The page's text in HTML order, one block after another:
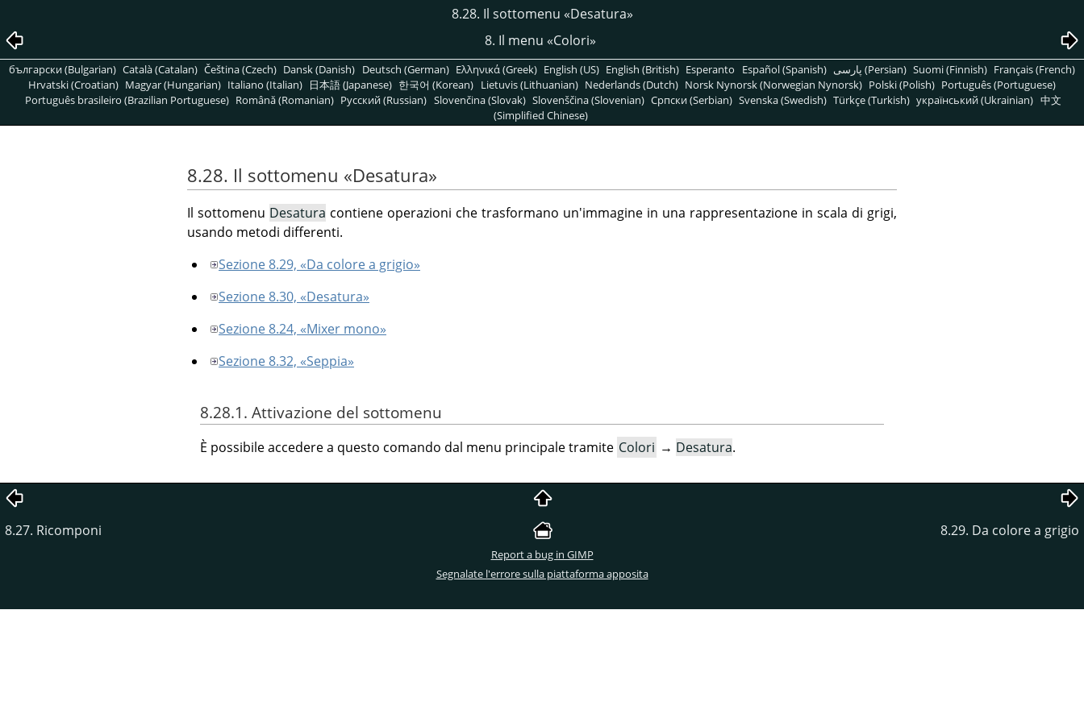
8.28. Il sottomenu «Desatura»
8. Il menu «Colori»
български (Bulgarian) Català (Catalan) Čeština (Czech) Dansk (Danish) Deutsch (German) Ελληνικά (Greek) English (US) English (British) Esperanto Español (Spanish) پارسی (Persian) Suomi (Finnish) Français (French)
Hrvatski (Croatian) Magyar (Hungarian) Italiano (Italian) 日本語 (Japanese) 한국어 (Korean) Lietuvis (Lithuanian) Nederlands (Dutch) Norsk Nynorsk (Norwegian Nynorsk) Polski (Polish) Português (Portuguese)
Português brasileiro (Brazilian Portuguese) Română (Romanian) Pусский (Russian) Slovenčina (Slovak) Slovenščina (Slovenian) Српски (Serbian) Svenska (Swedish) Türkçe (Turkish) український (Ukrainian) 中文
(Simplified Chinese)
8.28. Il sottomenu «Desatura»
Il sottomenu Desatura contiene operazioni che trasformano un'immagine in una rappresentazione in scala di grigi,
usando metodi differenti.
Sezione 8.29, «Da colore a grigio»
Sezione 8.30, «Desatura»
Sezione 8.24, «Mixer mono»
Sezione 8.32, «Seppia»
8.28.1. Attivazione del sottomenu
È possibile accedere a questo comando dal menu principale tramite Colori → Desatura.
8.27. Ricomponi 8.29. Da colore a grigio
Report a bug in GIMP
Segnalate l'errore sulla piattaforma apposita